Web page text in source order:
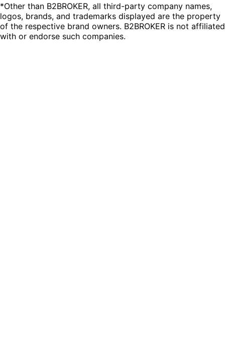
*Other than B2BROKER, all third-party company names,
logos, brands, and trademarks displayed are the property
of the respective brand owners. B2BROKER is not affiliated
with or endorse such companies.